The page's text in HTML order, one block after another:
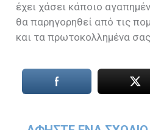
έχει χάσει κάποιο
θα παρηγορηθεί από τις
και τα πρωτοκολλημένα